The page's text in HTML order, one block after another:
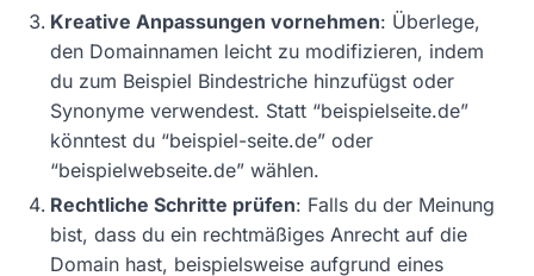
Kreative Anpassungen vornehmen: Überlege,
den Domainnamen leicht zu modifizieren, indem
du zum Beispiel Bindestriche hinzufügst oder
Synonyme verwendest. Statt “beispielseite.de”
könntest du “beispiel-seite.de” oder
“beispielwebseite.de” wählen.
Rechtliche Schritte prüfen: Falls du der Meinung
bist, dass du ein rechtmäßiges Anrecht auf die
Domain hast, beispielsweise aufgrund eines